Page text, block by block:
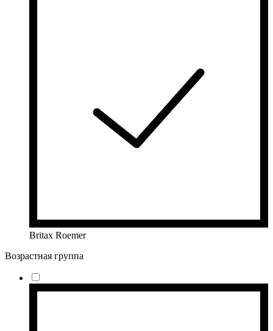
Britax Roemer
Возрастная группа